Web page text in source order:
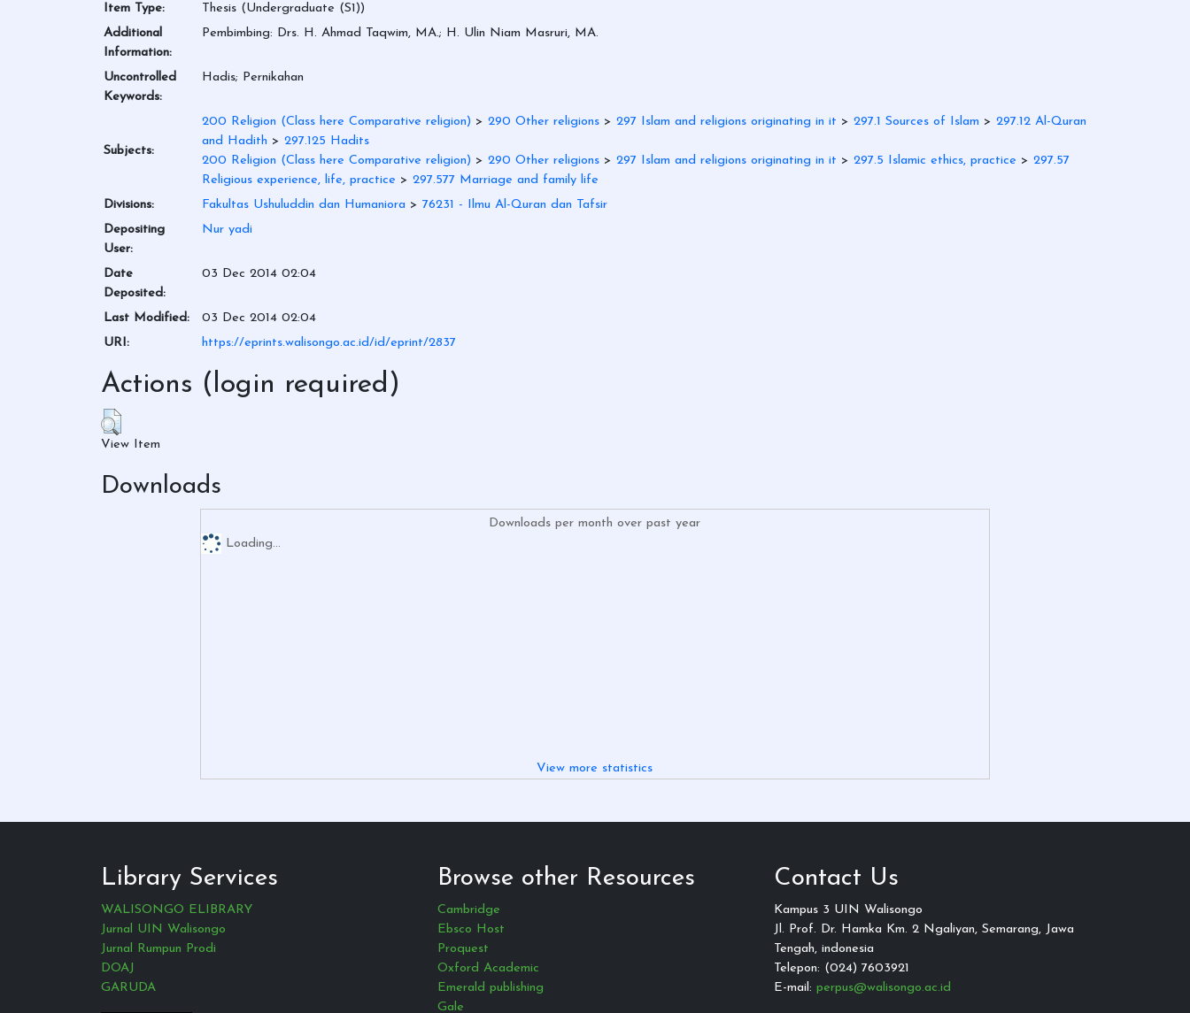
Item Type:
Thesis (Undergraduate (S1))
Additional
Information:
Pembimbing: Drs. H. Ahmad Taqwim, MA.; H. Ulin Niam Masruri, MA.
Uncontrolled
Keywords:
Hadis; Pernikahan
Subjects:
200 Religion (Class here Comparative religion) > 290 Other religions > 297 Islam and religions originating in it > 297.1 Sources of Islam > 297.12 Al-Quran
and Hadith > 297.125 Hadits
200 Religion (Class here Comparative religion) > 290 Other religions > 297 Islam and religions originating in it > 297.5 Islamic ethics, practice > 297.57
Religious experience, life, practice > 297.577 Marriage and family life
Divisions:
Fakultas Ushuluddin dan Humaniora > 76231 - Ilmu Al-Quran dan Tafsir
Depositing
User:
Nur yadi
Date
Deposited:
03 Dec 2014 02:04
Last Modified:
03 Dec 2014 02:04
URI:
https://eprints.walisongo.ac.id/id/eprint/2837
Actions (login required)
View Item
Downloads
Downloads per month over past year
Loading...
View more statistics
Library Services
WALISONGO ELIBRARY
Jurnal UIN Walisongo
Jurnal Rumpun Prodi
DOAJ
GARUDA
Browse other Resources
Cambridge
Ebsco Host
Proquest
Oxford Academic
Emerald publishing
Gale
Contact Us
Kampus 3 UIN Walisongo
Jl. Prof. Dr. Hamka Km. 2 Ngaliyan, Semarang, Jawa
Tengah, indonesia
Telepon: (024) 7603921
E-mail: perpus@walisongo.ac.id